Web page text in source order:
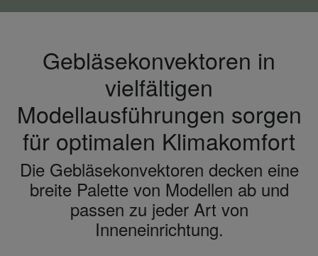
Gebläsekonvektoren in
vielfältigen
Modellausführungen sorgen
für optimalen Klimakomfort
Die Gebläsekonvektoren decken eine
breite Palette von Modellen ab und
passen zu jeder Art von
Inneneinrichtung.